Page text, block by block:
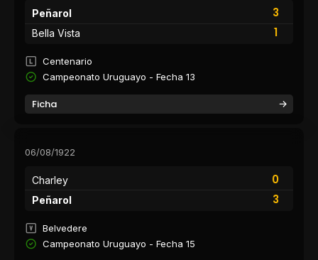
Peñarol
3
1
Bella Vista
Centenario
Campeonato Uruguayo - Fecha 13
Ficha
06/08/1922
Charley
0
3
Peñarol
Belvedere
Campeonato Uruguayo - Fecha 15